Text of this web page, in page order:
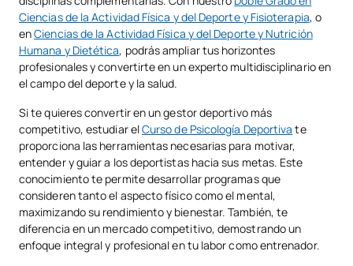
Ciencias de la Actividad Física y del Deporte y Fisioterapia, o
enCiencias de la Actividad Física y del Deporte y Nutrición
Humana y Dietética, podrás ampliar tus horizontes
profesionales y convertirte en un experto multidisciplinario en
el campo del deporte y la salud.
Si te quieres convertir en un gestor deportivo más
competitivo, estudiar elCurso de Psicología Deportiva te
proporciona las herramientas necesarias para motivar,
entender y guiar a los deportistas hacia sus metas. Este
conocimiento te permite desarrollar programas que
consideren tanto el aspecto físico como el mental,
maximizando su rendimiento y bienestar. También, te
diferencia en un mercado competitivo, demostrando un
enfoque integral y profesional en tu labor como entrenador.